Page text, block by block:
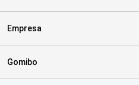
Empresa
Gomibo